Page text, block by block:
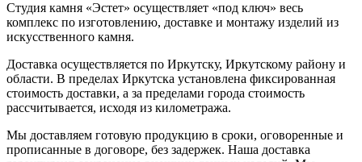
Студия камня «Эстет» осуществляет «под ключ» весь
комплекс по изготовлению, доставке и монтажу изделий из
искусственного камня.
Доставка осуществляется по Иркутску, Иркутскому району и
области. В пределах Иркутска установлена фиксированная
стоимость доставки, а за пределами города стоимость
рассчитывается, исходя из километража.
Мы доставляем готовую продукцию в сроки, оговоренные и
прописанные в договоре, без задержек. Наша доставка